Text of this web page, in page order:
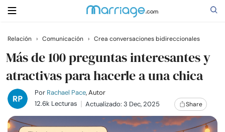
Buscar
Casarse
Relaciones
Relación › Comunicación › Crea conversaciones bidireccionales
Más de 100 preguntas interesantes y
atractivas para hacerle a una chica
Por Rachael Pace, Autor
12.6k Lecturas
Actualizado: 3 Dec, 2025 Share